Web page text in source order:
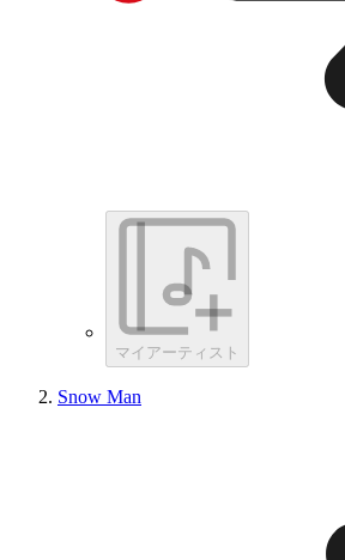
マイアーティスト
Snow Man